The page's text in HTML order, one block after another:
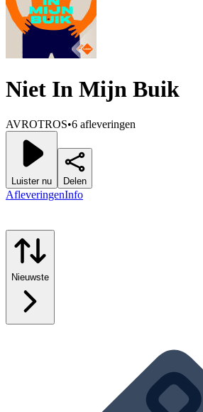
Niet In Mijn Buik
AVROTROS•6 afleveringen
Luister nu Delen
AfleveringenInfo
Nieuwste